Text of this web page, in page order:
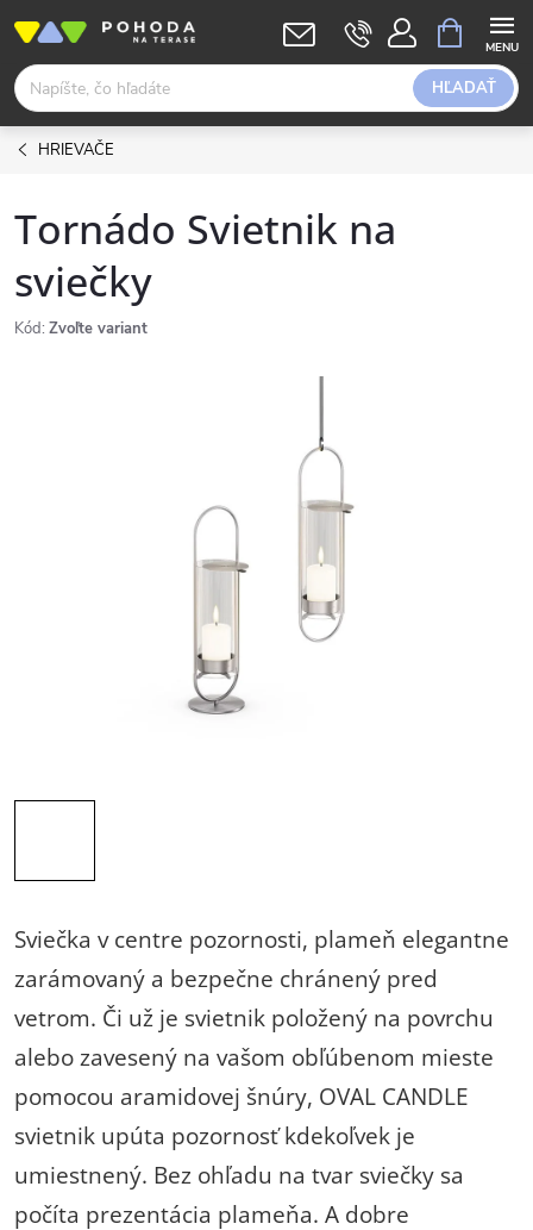
obsah
HĽADAŤ
KOŠÍK
HRIEVAČE
Tornádo Svietnik na
sviečky
Kód: Zvoľte variant
Sviečka v centre pozornosti, plameň elegantne
zarámovaný a bezpečne chránený pred
vetrom. Či už je svietnik položený na povrchu
alebo zavesený na vašom obľúbenom mieste
pomocou aramidovej šnúry, OVAL CANDLE
svietnik upúta pozornosť kdekoľvek je
umiestnený. Bez ohľadu na tvar sviečky sa
počíta prezentácia plameňa. A dobre